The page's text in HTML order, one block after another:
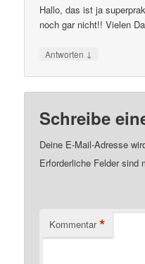
Hallo, das ist ja
noch gar nicht!! Vielen
Antworten ↓
Schreibe
Deine E-Mail-Adresse
Erforderliche Felder sind
Kommentar *